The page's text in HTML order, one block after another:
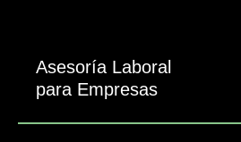
Asesoría Laboral
para Empresas